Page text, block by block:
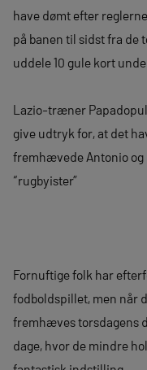
have dømt efter
på banen til sidst fra de
uddele 10 gule kort
Lazio-træner
give udtryk for, at det
fremhævede Antonio
“rugbyister”
Fornuftige folk har
fodboldspillet, men når
fremhæves torsdagens
dage, hvor de mindre